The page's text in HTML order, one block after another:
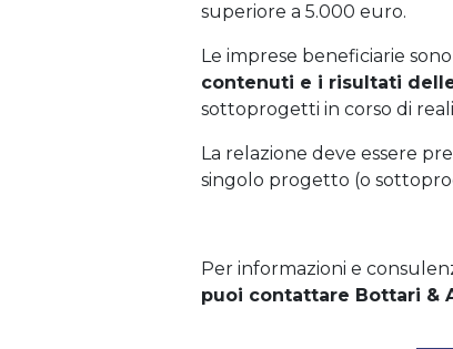
superiore a 5.000 euro.
Le imprese beneficiarie
contenuti e i risultati
sottoprogetti in corso di
La relazione deve essere
singolo progetto (o
Per informazioni e
puoi contattare Bottari &